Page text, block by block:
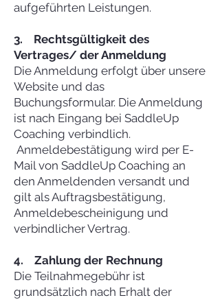
aufgeführten Leistungen.
3. Rechtsgültigkeit des
Vertrages/ der Anmeldung
Die Anmeldung erfolgt über unsere
Website und das
Buchungsformular. Die Anmeldung
ist nach Eingang bei SaddleUp
Coaching verbindlich.
Anmeldebestätigung wird per E-
Mail von SaddleUp Coaching an
den Anmeldenden versandt und
gilt als Auftragsbestätigung,
Anmeldebescheinigung und
verbindlicher Vertrag.
4. Zahlung der Rechnung
Die Teilnahmegebühr ist
grundsätzlich nach Erhalt der